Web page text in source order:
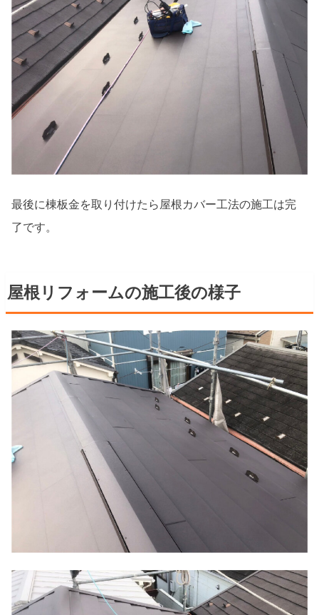
最後に棟板金を取り付けたら屋根カバー工法の施工は完
了です。
屋根リフォームの施工後の様子